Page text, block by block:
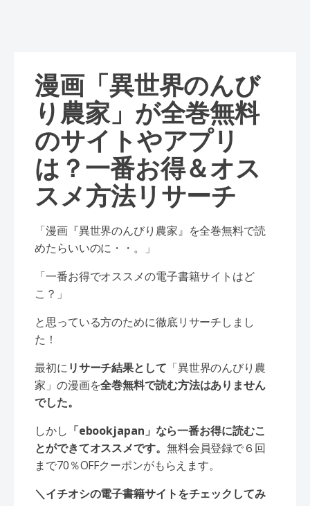
漫画「異世界のんび
り農家」が全巻無料
のサイトやアプリ
は？一番お得＆オス
スメ方法リサーチ
「漫画『異世界のんびり農家』を全巻無料で読
めたらいいのに・・。」
「一番お得でオススメの電子書籍サイトはど
こ？」
と思っている方のために徹底リサーチしまし
た！
最初にリサーチ結果として 「異世界のんびり農
家」の漫画を全巻無料で読む方法はありません
でした。
しかし 「ebookjapan」なら一番お得に読むこ
とができてオススメです。 無料会員登録で６回
まで70％OFFクーポンがもらえます。
＼イチオシの電子書籍サイトをチェックしてみ